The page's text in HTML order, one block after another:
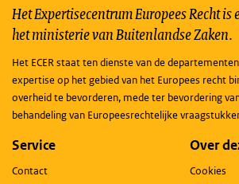
Het Expertisecentrum Europees Recht
het ministerie van Buitenlandse Zaken.
Het ECER staat ten dienste van de
expertise op het gebied van het Europees recht
overheid te bevorderen, mede ter bevordering
behandeling van Europeesrechtelijke
Service
Contact
Over
Cookies